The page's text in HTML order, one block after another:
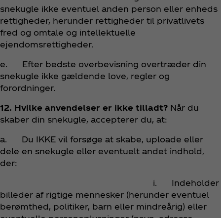
snekugle ikke eventuel anden person eller enheds
rettigheder, herunder rettigheder til privatlivets
fred og omtale og intellektuelle
ejendomsrettigheder.
e. Efter bedste overbevisning overtræder din
snekugle ikke gældende love, regler og
forordninger.
12. Hvilke anvendelser er ikke tilladt? Når du
skaber din snekugle, accepterer du, at:
a. Du IKKE vil forsøge at skabe, uploade eller
dele en snekugle eller eventuelt andet indhold,
der:
i. Indeholder
billeder af rigtige mennesker (herunder eventuel
berømthed, politiker, barn eller mindreårig) eller